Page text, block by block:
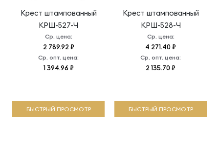
Крест штампованный
КРШ-527-Ч
Ср. цена:
2 789.92 ₽
Ср. опт. цена:
1 394.96 ₽
БЫСТРЫЙ ПРОСМОТР
Крест штампованный
КРШ-528-Ч
Ср. цена:
4 271.40 ₽
Ср. опт. цена:
2 135.70 ₽
БЫСТРЫЙ ПРОСМОТР